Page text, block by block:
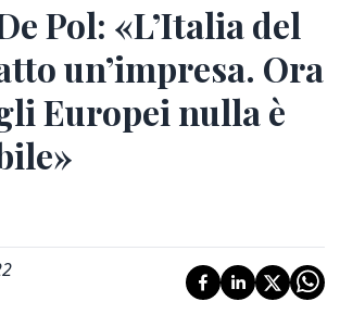
Pol: «L’Italia del
un’impresa. Ora
Europei nulla è